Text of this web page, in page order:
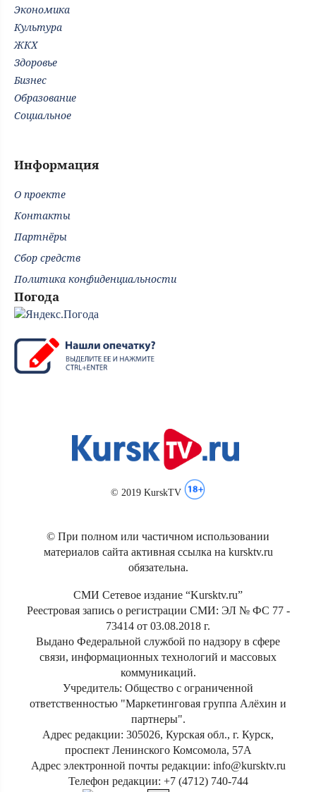
Экономика
Культура
ЖКХ
Здоровье
Бизнес
Образование
Социальное
Информация
О проекте
Контакты
Партнёры
Сбор средств
Политика конфиденциальности
Погода
© 2019 KurskTV
© При полном или частичном использовании
материалов сайта активная ссылка на kursktv.ru
обязательна.
СМИ Сетевое издание “Kursktv.ru”
Реестровая запись о регистрации СМИ: ЭЛ № ФС 77 -
73414 от 03.08.2018 г.
Выдано Федеральной службой по надзору в сфере
связи, информационных технологий и массовых
коммуникаций.
Учредитель: Общество с ограниченной
ответственностью "Маркетинговая группа Алёхин и
партнеры".
Адрес редакции: 305026, Курская обл., г. Курск,
проспект Ленинского Комсомола, 57А
Адрес электронной почты редакции: info@kursktv.ru
Телефон редакции: +7 (4712) 740-744